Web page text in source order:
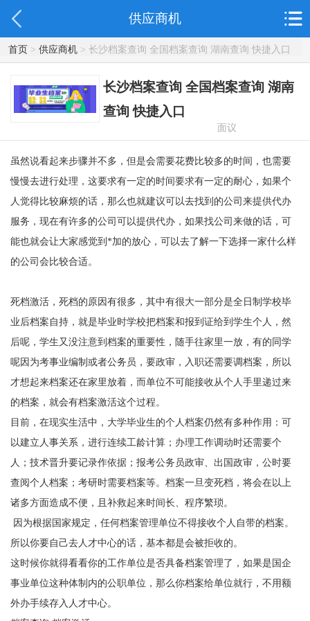
供应商机
首页> 供应商机> 长沙档案查询 全国档案查询 湖南查询 快捷入口
长沙档案查询 全国档案查询 湖南
查询 快捷入口
面议
虽然说看起来步骤并不多，但是会需要花费比较多的时间，也需要
慢慢去进行处理，这要求有一定的时间要求有一定的耐心，如果个
人觉得比较麻烦的话，那么也就建议可以去找到的公司来提供代办
服务，现在有许多的公司可以提供代办，如果找公司来做的话，可
能也就会让大家感觉到*加的放心，可以去了解一下选择一家什么样
的公司会比较合适。
死档激活，死档的原因有很多，其中有很大一部分是全日制学校毕
业后档案自持，就是毕业时学校把档案和报到证给到学生个人，然
后呢，学生又没注意到档案的重要性，随手往家里一放，有的同学
呢因为考事业编制或者公务员，要政审，入职还需要调档案，所以
才想起来档案还在家里放着，而单位不可能接收从个人手里递过来
的档案，就会有档案激活这个过程。
目前，在现实生活中，大学毕业生的个人档案仍然有多种作用：可
以建立人事关系，进行连续工龄计算；办理工作调动时还需要个
人；技术晋升要记录作依据；报考公务员政审、出国政审，公时要
查阅个人档案；考研时需要档案等。档案一旦变死档，将会在以上
诸多方面造成不便，且补救起来时间长、程序繁琐。
因为根据国家规定，任何档案管理单位不得接收个人自带的档案。
所以你要自己去人才中心的话，基本都是会被拒收的。
这时候你就得看看你的工作单位是否具备档案管理了，如果是国企
事业单位这种体制内的公职单位，那么你档案给单位就行，不用额
外办手续存入人才中心。